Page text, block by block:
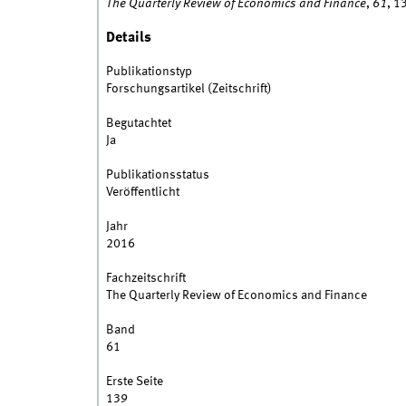
The Quarterly Review of Economics and Finance, 61,
Details
Publikationstyp
Forschungsartikel (Zeitschrift)
Begutachtet
Ja
Publikationsstatus
Veröffentlicht
Jahr
2016
Fachzeitschrift
The Quarterly Review of Economics and Finance
Band
61
Erste Seite
139